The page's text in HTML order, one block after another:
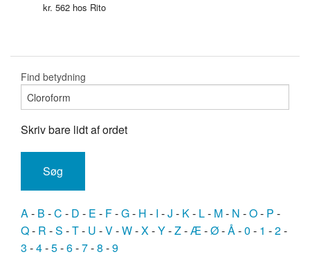
kr. 562hos Rito
Find betydning
Skriv bare lidt af ordet
A- B -C - D - E - F-G- H - I -J - K- L- M- N -O- P -
Q- R -S -T- U -V-W-X-Y-Z-Æ-Ø-Å-0 - 1 -2-
3 -4-5-6-7-8 -9